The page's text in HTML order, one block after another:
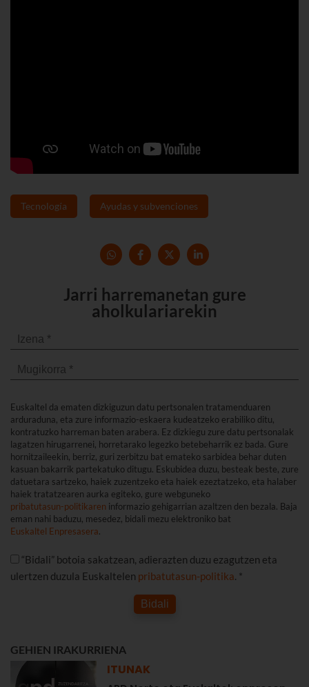
Tecnología Ayudas y subvenciones
Jarri harremanetan gure
aholkulariarekin
Euskaltel da ematen dizkiguzun datu pertsonalen tratamenduaren
arduraduna, eta zure informazio-eskaera kudeatzeko erabiliko ditu,
kontratuzko harreman baten arabera. Ez dizkiegu zure datu pertsonalak
lagatzen hirugarrenei, horretarako legezko betebeharrik ez bada. Gure
hornitzaileekin, berriz, guri zerbitzu bat emateko sarbidea behar duten
kasuan bakarrik partekatuko ditugu. Eskubidea duzu, besteak beste, zure
datuetara sartzeko, haiek zuzentzeko eta haiek ezeztatzeko, eta halaber
haiek tratatzearen aurka egiteko, gure webguneko
pribatutasun-politikaren informazio gehigarrian azaltzen den bezala. Baja
eman nahi baduzu, mesedez, bidali mezu elektroniko bat
Euskaltel Enpresasera.
“Bidali” botoia sakatzean, adierazten duzu ezagutzen eta
ulertzen duzula Euskaltelen pribatutasun-politika. *
Bidali
GEHIEN IRAKURRIENA
ITUNAK